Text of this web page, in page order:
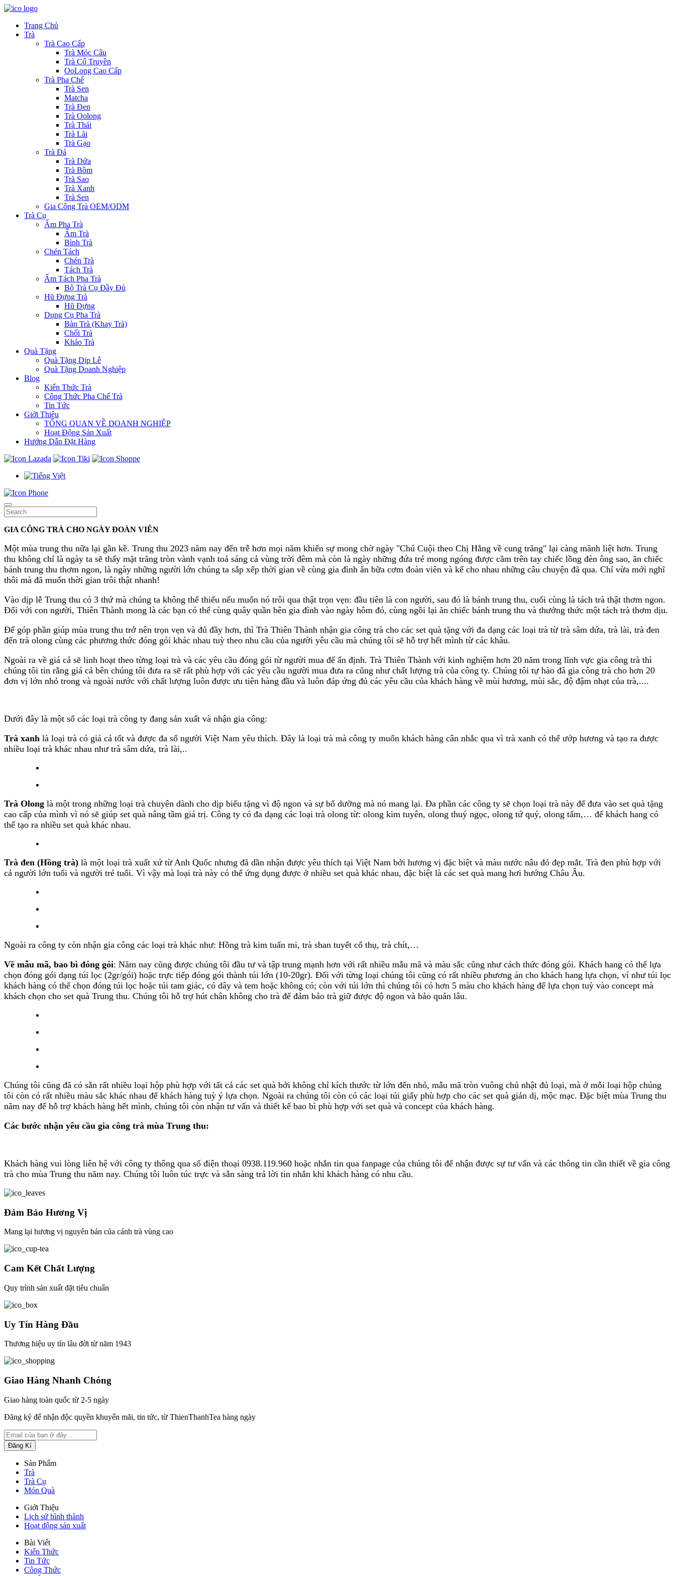
Trang Chủ
Trà
Trà Cao Cấp
Trà Móc Câu
Trà Cổ Truyền
OoLong Cao Cấp
Trà Pha Chế
Trà Sen
Matcha
Trà Đen
Trà Oolong
Trà Thái
Trà Lài
Trà Gạo
Trà Đá
Trà Dứa
Trà Bồm
Trà Sao
Trà Xanh
Trà Sen
Gia Công Trà OEM/ODM
Trà Cụ
Ấm Pha Trà
Ấm Trà
Bình Trà
Chén Tách
Chén Trà
Tách Trà
Ấm Tách Pha Trà
Bộ Trà Cụ Đầy Đủ
Hũ Đựng Trà
Hũ Đựng
Dụng Cụ Pha Trà
Bàn Trà (Khay Trà)
Chổi Trà
Kháo Trà
Quà Tặng
Quà Tặng Dịp Lễ
Quà Tặng Doanh Nghiệp
Blog
Kiến Thức Trà
Công Thức Pha Chế Trà
Tin Tức
Giới Thiệu
TỔNG QUAN VỀ DOANH NGHIỆP
Hoạt Động Sản Xuất
Hướng Dẫn Đặt Hàng
GIA CÔNG TRÀ CHO NGÀY ĐOÀN VIÊN
Một mùa trung thu nữa lại gần kề. Trung thu 2023 năm nay đến trễ hơn mọi năm khiến sự mong chờ ngày "Chú Cuội theo Chị Hằng về cung trăng" lại càng mãnh liệt hơn. Trung
thu không chỉ là ngày ta sẽ thấy mặt trăng tròn vành vạnh toả sáng cả vùng trời đêm mà còn là ngày những đứa trẻ mong ngóng được cầm trên tay chiếc lồng đèn ông sao, ăn chiếc
bánh trung thu thơm ngon, là ngày những người lớn chúng ta sắp xếp thời gian về cùng gia đình ăn bữa cơm đoàn viên và kể cho nhau những câu chuyện đã qua. Chỉ vừa mới nghĩ
thôi mà đã muốn thời gian trôi thật nhanh!
Vào dịp lễ Trung thu có 3 thứ mà chúng ta không thể thiếu nếu muốn nó trôi qua thật trọn vẹn: đầu tiên là con người, sau đó là bánh trung thu, cuối cùng là tách trà thật thơm ngon.
Đối với con người, Thiên Thành mong là các bạn có thể cùng quây quần bên gia đình vào ngày hôm đó, cùng ngồi lại ăn chiếc bánh trung thu và thưởng thức một tách trà thơm dịu.
Để góp phần giúp mùa trung thu trở nên trọn vẹn và đủ đầy hơn, thì Trà Thiên Thành nhận gia công trà cho các set quà tặng với đa dạng các loại trà từ trà sâm dứa, trà lài, trà đen
đến trà olong cùng các phương thức đóng gói khác nhau tuỳ theo nhu cầu của người yêu cầu mà chúng tôi sẽ hỗ trợ hết mình từ các khâu.
Ngoài ra về giá cả sẽ linh hoạt theo từng loại trà và các yêu cầu đóng gói từ người mua để ấn định. Trà Thiên Thành với kinh nghiệm hơn 20 năm trong lĩnh vực gia công trà thì
chúng tôi tin rằng giá cả bên chúng tôi đưa ra sẽ rất phù hợp với các yêu cầu người mua đưa ra cũng như chất lượng trà của công ty. Chúng tôi tự hào đã gia công trà cho hơn 20
đơn vị lớn nhỏ trong và ngoài nước với chất lượng luôn được ưu tiên hàng đầu và luôn đáp ứng đủ các yêu cầu của khách hàng về mùi hương, mùi sắc, độ đậm nhạt của trà,....
Dưới đây là một số các loại trà công ty đang sản xuất và nhận gia công:
Trà xanh là loại trà có giá cả tốt và được đa số người Việt Nam yêu thích. Đây là loại trà mà công ty muốn khách hàng cân nhắc qua vì trà xanh có thể ướp hương và tạo ra được
nhiều loại trà khác nhau như trà sâm dứa, trà lài,..
Trà Olong là một trong những loại trà chuyên dành cho dịp biếu tặng vì độ ngon và sự bổ dưỡng mà nó mang lại. Đa phần các công ty sẽ chọn loại trà này để đưa vào set quà tặng
cao cấp của mình vì nó sẽ giúp set quà nâng tầm giá trị. Công ty có đa dạng các loại trà olong từ: olong kim tuyên, olong thuý ngọc, olong tứ quý, olong tấm,… để khách hang có
thể tạo ra nhiều set quà khác nhau.
Trà đen (Hồng trà) là một loại trà xuất xứ từ Anh Quốc nhưng đã dần nhận được yêu thích tại Việt Nam bởi hương vị đặc biệt và màu nước nâu đỏ đẹp mắt. Trà đen phù hợp với
cả người lớn tuổi và người trẻ tuổi. Vì vậy mà loại trà này có thể ứng dụng được ở nhiều set quà khác nhau, đặc biệt là các set quà mang hơi hướng Châu Âu.
Ngoài ra công ty còn nhận gia công các loại trà khác như: Hồng trà kim tuấn mi, trà shan tuyết cổ thụ, trà chít,…
Về mẫu mã, bao bì đóng gói: Năm nay cũng được chúng tôi đầu tư và tập trung mạnh hơn với rất nhiều mẫu mã và màu sắc cũng như cách thức đóng gói. Khách hang có thể lựa
chọn đóng gói dạng túi lọc (2gr/gói) hoặc trực tiếp đóng gói thành túi lớn (10-20gr). Đối với từng loại chúng tôi cũng có rất nhiều phương án cho khách hang lựa chọn, ví như túi lọc
khách hàng có thể chọn đóng túi lọc hoặc túi tam giác, có dây và tem hoặc không có; còn với túi lớn thì chúng tôi có hơn 5 màu cho khách hàng để lựa chọn tuỳ vào concept mà
khách chọn cho set quà Trung thu. Chúng tôi hỗ trợ hút chân không cho trà để đảm bảo trà giữ được độ ngon và bảo quản lâu.
Chúng tôi cũng đã có sẵn rất nhiều loại hộp phù hợp với tất cả các set quà bởi không chỉ kích thước từ lớn đến nhỏ, mẫu mã tròn vuông chủ nhật đủ loại, mà ở mỗi loại hộp chúng
tôi còn có rất nhiều màu sắc khác nhau để khách hàng tuỳ ý lựa chọn. Ngoài ra chúng tôi còn có các loại túi giấy phù hợp cho các set quà giản dị, mộc mạc. Đặc biệt mùa Trung thu
năm nay để hỗ trợ khách hàng hết mình, chúng tôi còn nhận tư vấn và thiết kế bao bì phù hợp với set quà và concept của khách hàng.
Các bước nhận yêu cầu gia công trà mùa Trung thu:
Khách hàng vui lòng liên hệ với công ty thông qua số điện thoại 0938.119.960 hoặc nhắn tin qua fanpage của chúng tôi để nhận được sự tư vấn và các thông tin cần thiết về gia công
trà cho mùa Trung thu năm nay. Chúng tôi luôn túc trực và sẵn sàng trả lời tin nhắn khi khách hàng có nhu cầu.
Đảm Bảo Hương Vị
Mang lại hương vị nguyên bản của cánh trà vùng cao
Cam Kết Chất Lượng
Quy trình sản xuất đặt tiêu chuẩn
Uy Tín Hàng Đầu
Thương hiệu uy tín lâu đời từ năm 1943
Giao Hàng Nhanh Chóng
Giao hàng toàn quốc từ 2-5 ngày
Đăng ký để nhận độc quyền khuyến mãi, tin tức, từ ThienThanhTea hàng ngày
Sản Phẩm
Trà
Trà Cụ
Món Quà
Giới Thiệu
Lịch sử hình thành
Hoạt động sản xuất
Bài Viết
Kiến Thức
Tin Tức
Công Thức